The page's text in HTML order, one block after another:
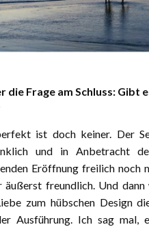
die Frage am Schluss: Gibt
ist doch keiner. Der
und in Anbetracht
Eröffnung freilich noch
äußerst freundlich. Und dann
zum hübschen Design
Ausführung. Ich sag mal,